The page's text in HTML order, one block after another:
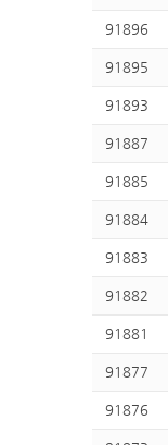
91896
91895
91893
91887
91885
91884
91883
91882
91881
91877
91876